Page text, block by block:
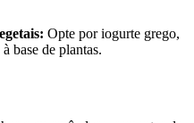
Opte por iogurte grego,
base de plantas.